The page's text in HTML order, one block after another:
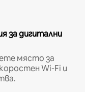
за дигитални
място за
Wi-Fi и